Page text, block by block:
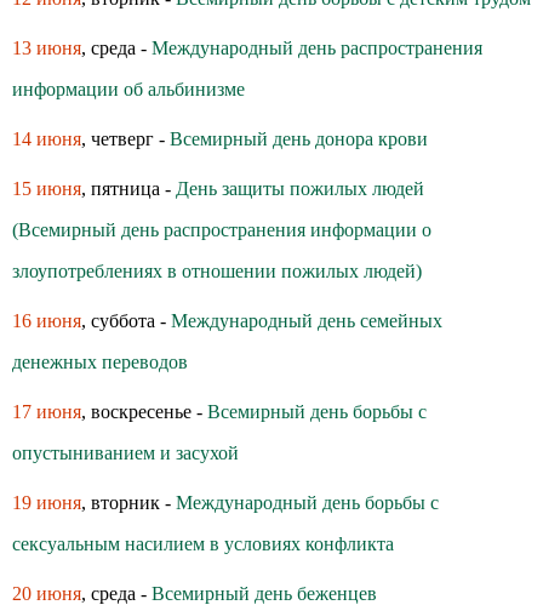
13 июня, среда - Международный день распространения
информации об альбинизме
14 июня, четверг - Всемирный день донора крови
15 июня, пятница - День защиты пожилых людей
(Всемирный день распространения информации о
злоупотреблениях в отношении пожилых людей)
16 июня, суббота - Международный день семейных
денежных переводов
17 июня, воскресенье - Всемирный день борьбы с
опустыниванием и засухой
19 июня, вторник - Международный день борьбы с
сексуальным насилием в условиях конфликта
20 июня, среда - Всемирный день беженцев